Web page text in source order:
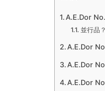
A.E.Dor
並行品
A.E.Dor
A.E.Dor
A.E.Dor